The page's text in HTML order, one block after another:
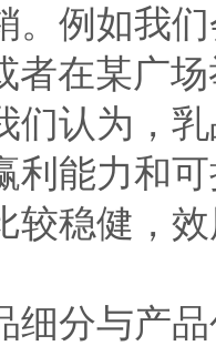
。例如我
者在某广
们认为，
利能力和
较稳健，
分与产品